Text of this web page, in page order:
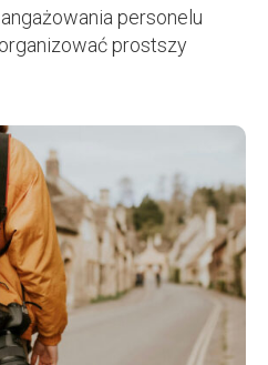
personelu
prostszy